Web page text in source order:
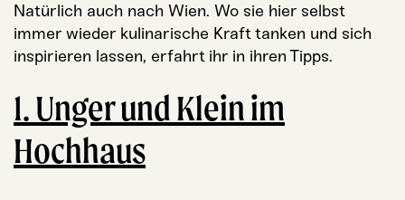
Natür­lich auch nach Wien. Wo sie hier selbst
immer wie­der kuli­na­ri­sche Kraft tan­ken und sich
inspi­rie­ren las­sen, erfahrt ihr in ihren Tipps.
1. Unger und Klein im
Hochhaus